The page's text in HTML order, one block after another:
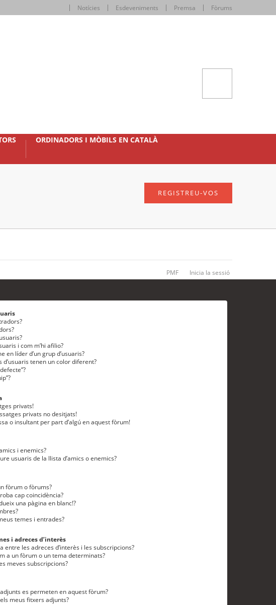
Notícies Esdeveniments Premsa Fòrums
ORDINADORS I MÒBILS EN CATALÀ
REGISTREU-VOS
PMF Inicia la sessió
i com m’hi afilio?
en líder d’un grup d’usuaris?
d’usuaris tenen un color diferent?
privats!
privats no desitjats!
o insultant per part d’algú en aquest fòrum!
i enemics?
usuaris de la llista d’amics o enemics?
fòrum o fòrums?
cap coincidència?
una pàgina en blanc!?
temes i entrades?
i adreces d’interès
entre les adreces d’interès i les subscripcions?
a un fòrum o un tema determinats?
meves subscripcions?
es permeten en aquest fòrum?
meus fitxers adjunts?